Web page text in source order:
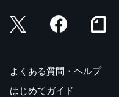
よくある質問・ヘルプ
はじめてガイド